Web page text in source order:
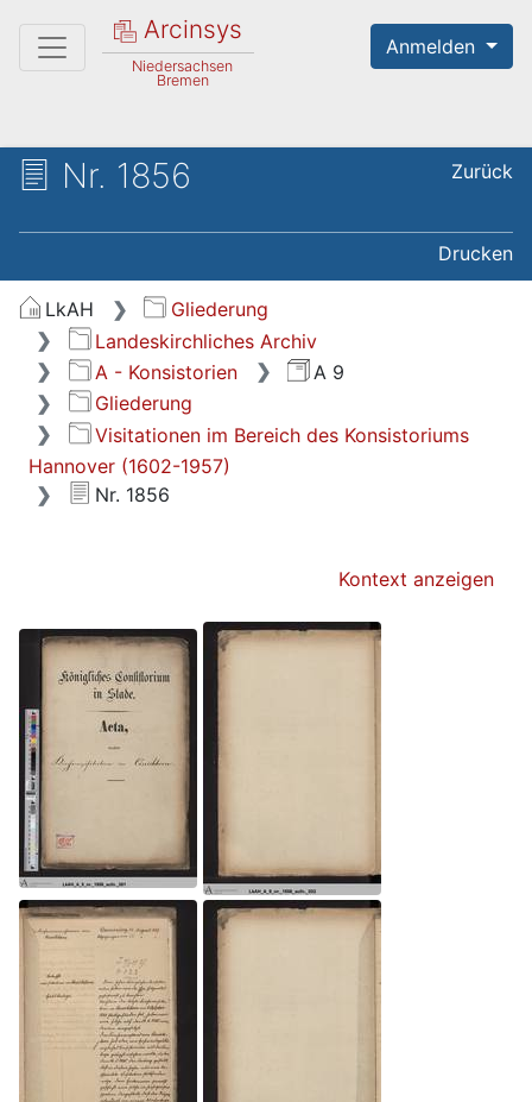
Arcinsys
Niedersachsen
Bremen
Anmelden
Nr. 1856 Zurück
Drucken
LkAH
Gliederung
Landeskirchliches Archiv
A - Konsistorien
A 9
Gliederung
Visitationen im Bereich des Konsistoriums
Hannover (1602-1957)
Nr. 1856
Kontext anzeigen